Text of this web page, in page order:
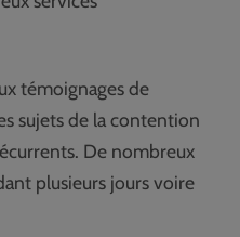
témoignages de
sujets de la contention
De nombreux
plusieurs jours voire